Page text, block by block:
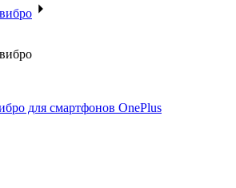
для смартфонов OnePlus